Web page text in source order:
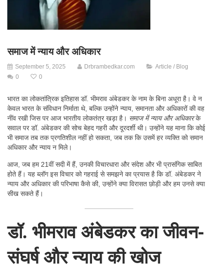
समाज में न्याय और अधिकार
September 5, 2025 Drbrambedkar.com
Article / Blog
0
0
भारत का लोकतांत्रिक इतिहास डॉ. भीमराव अंबेडकर के नाम के बिना अधूरा है। वे न
केवल भारत के संविधान निर्माता थे, बल्कि उन्होंने न्याय, समानता और अधिकारों की वह
नींव रखी जिस पर आज भारतीय लोकतंत्र खड़ा है। समाज में न्याय और अधिकारके
सवाल पर डॉ. अंबेडकर की सोच बेहद गहरी और दूरदर्शी थी। उन्होंने यह माना कि कोई
भी समाज तब तक प्रगतिशील नहीं हो सकता, जब तक कि उसमें हर व्यक्ति को समान
अधिकार और न्याय न मिले।
आज, जब हम 21वीं सदी में हैं, उनकी विचारधारा और संदेश और भी प्रासंगिक साबित
होते हैं। यह ब्लॉग इस विचार को गहराई से समझने का प्रयास है कि डॉ. अंबेडकर ने
न्याय और अधिकार की परिभाषा कैसे की, उन्होंने क्या विरासत छोड़ी और हम उनसे क्या
सीख सकते हैं।
डॉ. भीमराव अंबेडकर का जीवन-
संघर्ष और न्याय की खोज